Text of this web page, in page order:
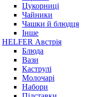
Цукорниці
Чайники
Чашки й блюдця
Інше
HELFER Австрія
Блюда
Вази
Каструлі
Молочарі
Набори